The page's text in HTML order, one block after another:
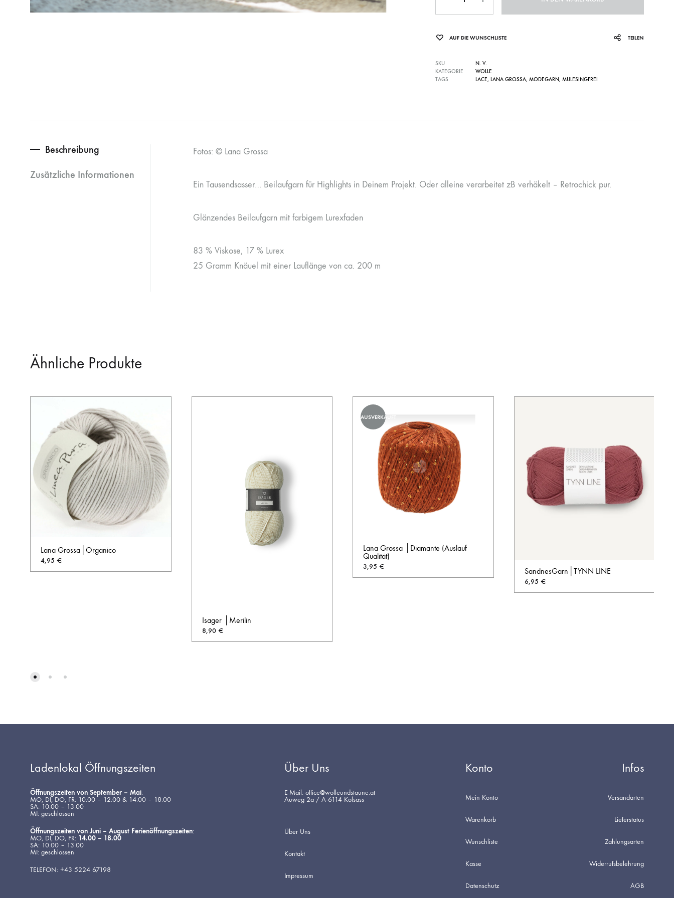
AUF DIE WUNSCHLISTE TEILEN
SKU
N. V.
KATEGORIE
WOLLE
TAGS
LACE, LANA GROSSA, MODEGARN, MULESINGFREI
Beschreibung
Zusätzliche Informationen
Fotos: © Lana Grossa
Ein Tausendsasser… Beilaufgarn für Highlights in Deinem Projekt. Oder alleine verarbeitet zB verhäkelt – Retrochick pur.
Glänzendes Beilaufgarn mit farbigem Lurexfaden
83 % Viskose, 17 % Lurex
25 Gramm Knäuel mit einer Lauflänge von ca. 200 m
Ähnliche Produkte
Lana Grossa│Organico
4,95 €
Isager │Merilin
8,90 €
AUSVERKAUFT
Lana Grossa │Diamante (Auslauf
Qualität)
3,95€ SandnesGarn│TYNN LINE
6,95 €
Ladenlokal Öffnungszeiten
Öffnungszeiten von September – Mai:
MO, DI, DO, FR: 10.00 – 12.00 & 14.00 – 18.00
SA: 10.00 – 13.00
MI: geschlossen
Öffnungszeiten von Juni – August Ferienöffnungszeiten:
MO, DI, DO, FR: 14.00 – 18.00
SA: 10.00 – 13.00
MI: geschlossen
TELEFON: +43 5224 67198
Über Uns
E-Mail: office@wolleundstaune.at
Auweg 2a / A-6114 Kolsass
Über Uns
Kontakt
Impressum
Konto
Mein Konto
Warenkorb
Wunschliste
Kasse
Datenschutz
Infos
Versandarten
Lieferstatus
Zahlungsarten
Widerrufsbelehrung
AGB